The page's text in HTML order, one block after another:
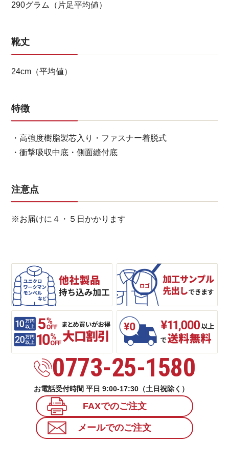
290グラム（片足平均値）
靴丈
24cm（平均値）
特徴
・高強度樹脂製芯入り・ファスナー着脱式
・衝撃吸収中底・側面縫付底
注意点
※お届けに４・５日かかります
0773-25-1580
お電話受付時間 平日 9:00-17:30（土日祝除く）
FAXでのご注文
メールでのご注文